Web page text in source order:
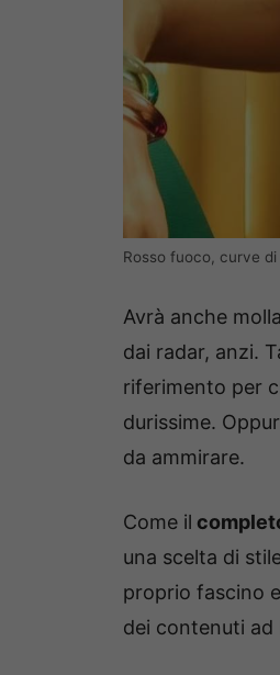
Rosso fuoco, curve
Avrà anche
dai radar, anzi.
riferimento per
durissime.
da ammirare.
Come il
una scelta di
proprio fascino
dei contenuti ad